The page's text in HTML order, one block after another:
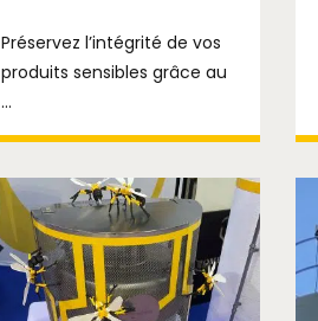
Préservez l’intégrité de vos
produits sensibles grâce au
...